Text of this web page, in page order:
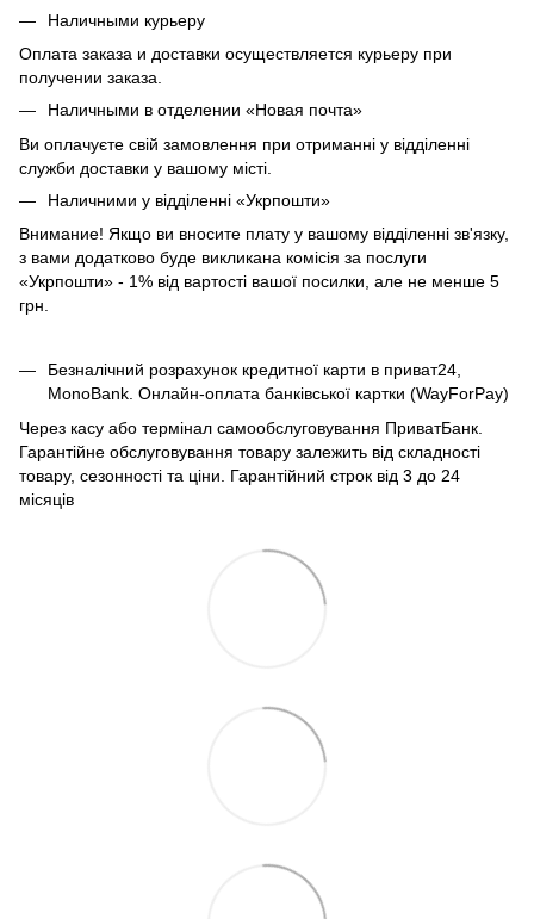
Наличными курьеру
Оплата заказа и доставки осуществляется курьеру при
получении заказа.
Наличными в отделении «Новая почта»
Ви оплачуєте свій замовлення при отриманні у відділенні
служби доставки у вашому місті.
Наличними у відділенні «Укрпошти»
Внимание! Якщо ви вносите плату у вашому відділенні зв'язку,
з вами додатково буде викликана комісія за послуги
«Укрпошти» - 1% від вартості вашої посилки, але не менше 5
грн.
Безналічний розрахунок кредитної карти в приват24,
MonoBank. Онлайн-оплата банківської картки (WayForPay)
Через касу або термінал самообслуговування ПриватБанк.
Гарантійне обслуговування товару залежить від складності
товару, сезонності та ціни. Гарантійний строк від 3 до 24
місяців